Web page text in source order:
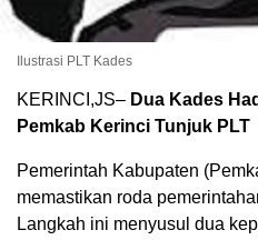
Ilustrasi PLT Kades
KERINCI,JS– Dua Kades
Pemkab Kerinci Tunjuk PLT
Pemerintah Kabupaten
memastikan roda
Langkah ini menyusul dua